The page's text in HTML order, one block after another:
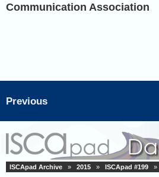
Communication Association
Previous
ISCApad Archive » 2015 » ISCApad #199 »